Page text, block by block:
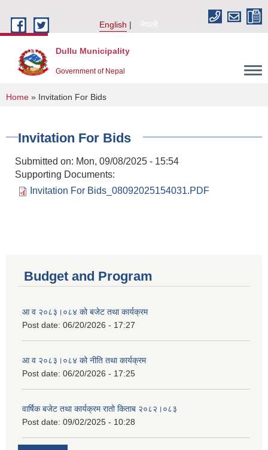
English
नेपाली
Dullu Municipality
Government of Nepal
You are here
Home » Invitation For Bids
Invitation For Bids
Submitted on: Mon, 09/08/2025 - 15:54
Supporting Documents:
Invitation For Bids_08092025154031.PDF
Budget and Program
आ व २०८३।०८४ को बजेट तथा कार्यक्रम
Post date: 06/20/2026 - 17:27
आ व २०८३।०८४ को नीति तथा कार्यक्रम
Post date: 06/20/2026 - 17:25
वार्षिक बजेट तथा कार्यक्रम रातो किताब २०८२।०८३
Post date: 09/02/2025 - 10:28